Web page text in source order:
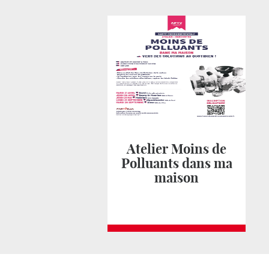
Atelier Moins de
Polluants dans ma
maison